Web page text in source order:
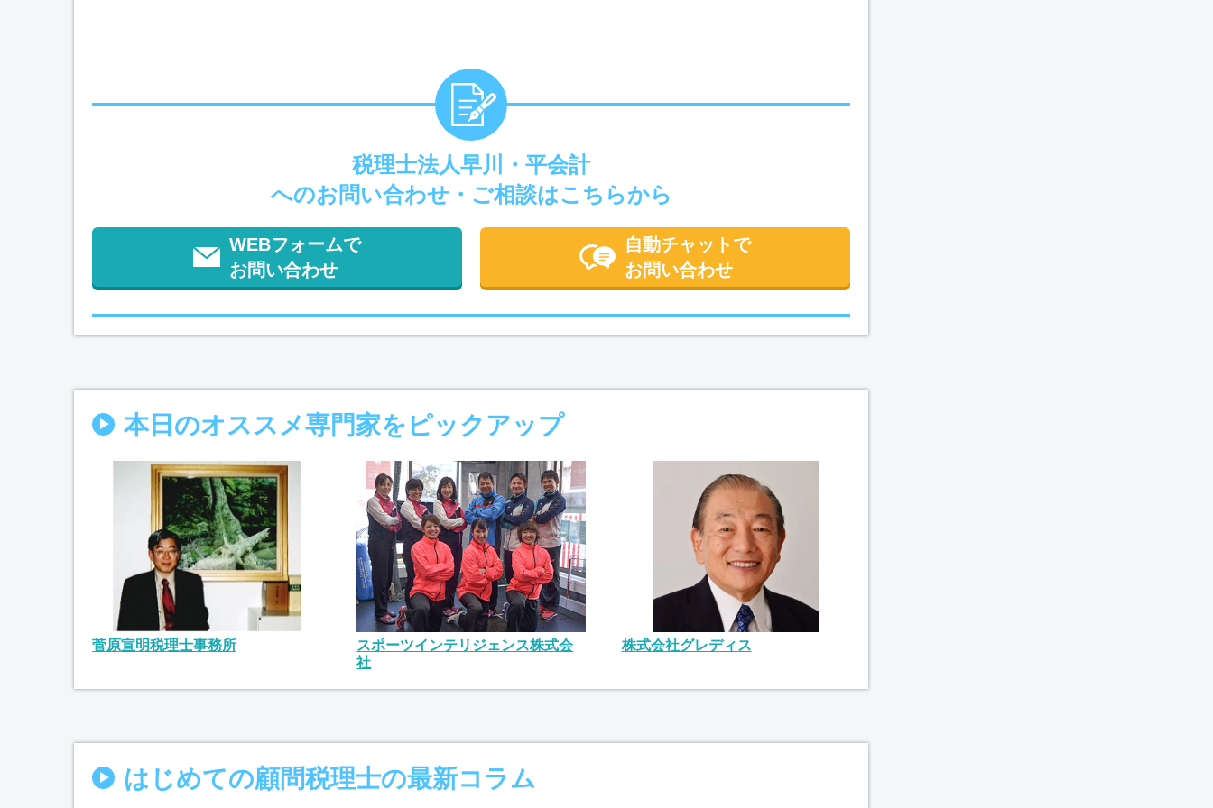
税理士法人早川・平会計
へのお問い合わせ・ご相談はこちらから
WEBフォームで
お問い合わせ
自動チャットで
お問い合わせ
本日のオススメ専門家をピックアップ
菅原宣明税理士事務所
スポーツインテリジェンス株式会
社
株式会社グレディス
はじめての顧問税理士の最新コラム